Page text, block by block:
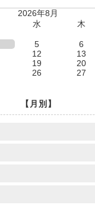
2026年8月
水 木
5 6
12 13
19 20
26 27
【月別】